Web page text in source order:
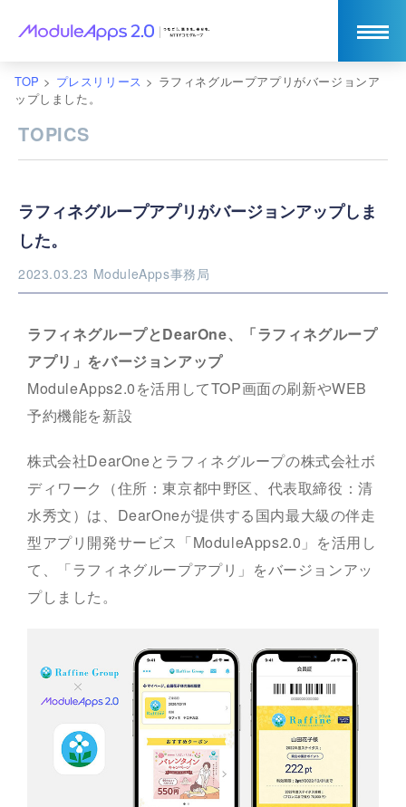
TOP > プレスリリース > ラフィネグループアプリがバージョンア
ップしました。
TOPICS
ラフィネグループアプリがバージョンアップしま
した。
2023.03.23 ModuleApps事務局
ラフィネグループとDearOne、「ラフィネグループ
アプリ」をバージョンアップ
ModuleApps2.0を活用してTOP画面の刷新やWEB
予約機能を新設
株式会社DearOneとラフィネグループの株式会社ボ
ディワーク（住所：東京都中野区、代表取締役：清
水秀文）は、DearOneが提供する国内最大級の伴走
型アプリ開発サービス「ModuleApps2.0」を活用し
て、「ラフィネグループアプリ」をバージョンアッ
プしました。